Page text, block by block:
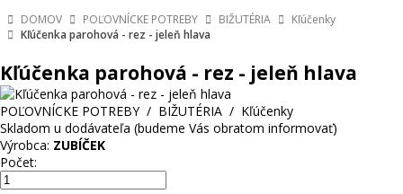
DOMOV POĽOVNÍCKE POTREBY BIŽUTÉRIA
Kľúčenky
Kľúčenka parohová - rez - jeleň hlava
Kľúčenka parohová - rez - jeleň hlava
POĽOVNÍCKE POTREBY/ BIŽUTÉRIA / Kľúčenky
Skladom u dodávateľa (budeme Vás obratom informovať)
Výrobca: ZUBÍČEK
Počet: